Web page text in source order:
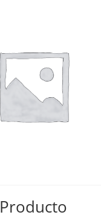
Producto